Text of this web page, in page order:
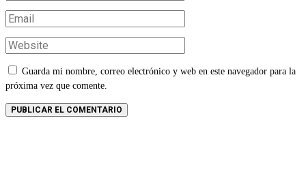
Guarda mi nombre, correo electrónico y web en este navegador para la
próxima vez que comente.